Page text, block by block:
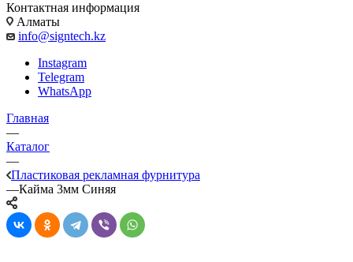
Контактная информация
Алматы
info@signtech.kz
Instagram
Telegram
WhatsApp
Главная
—
Каталог
—
Пластиковая рекламная фурнитура
—Кайма 3мм Синяя